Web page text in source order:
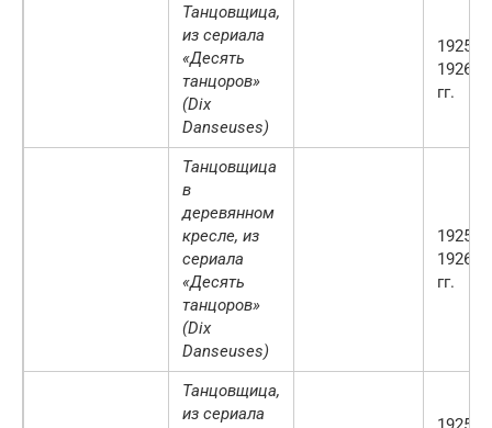
Танцовщица,
из сериала
«Десять
танцоров»
(Dix
Danseuses)
1925-
1926
гг.
Танцовщица
в
деревянном
кресле, из
сериала
«Десять
танцоров»
(Dix
Danseuses)
1925-
1926
гг.
Танцовщица,
из сериала